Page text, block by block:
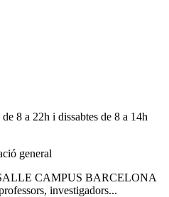
8 a 22h i dissabtes de 8 a 14h
general
CAMPUS BARCELONA
investigadors...